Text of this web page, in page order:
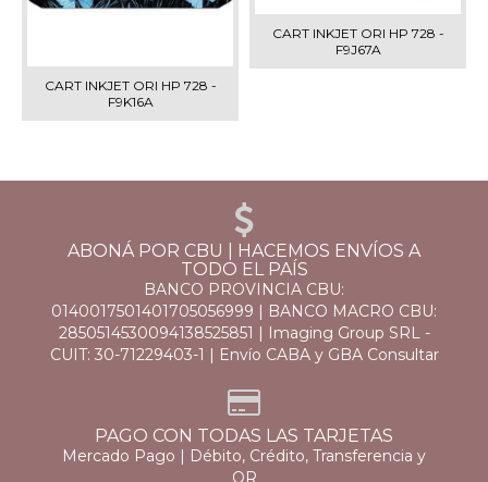
CART INKJET ORI HP 728 -
F9K16A
CART INKJET ORI HP 728 -
F9J67A
ABONÁ POR CBU | HACEMOS ENVÍOS A
TODO EL PAÍS
BANCO PROVINCIA CBU:
0140017501401705056999 | BANCO MACRO CBU:
2850514530094138525851 | Imaging Group SRL -
CUIT: 30-71229403-1 | Envío CABA y GBA Consultar
PAGO CON TODAS LAS TARJETAS
Mercado Pago | Débito, Crédito, Transferencia y
QR